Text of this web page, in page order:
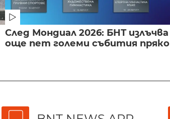
След Мондиал 2026: БНТ излъчва
още пет големи събития пряко